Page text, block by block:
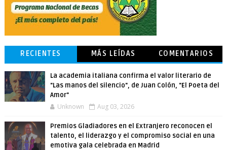
RECIENTES MÁS LEÍDAS COMENTARIOS
La academia italiana confirma el valor literario de
"Las manos del silencio", de Juan Colón, "El Poeta del
Amor"
Unknown Aug 03, 2026
Premios Gladiadores en el Extranjero reconocen el
talento, el liderazgo y el compromiso social en una
emotiva gala celebrada en Madrid